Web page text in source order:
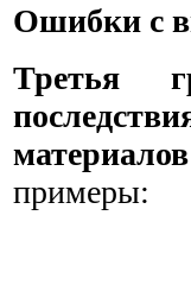
Ошибки с
Третья
примеры: